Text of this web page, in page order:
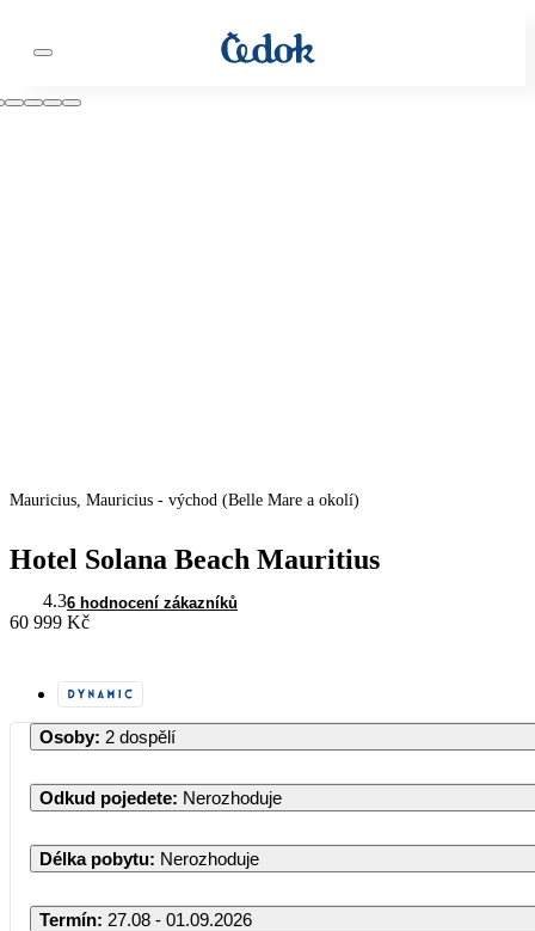
Mauricius, Mauricius - východ (Belle Mare a okolí)
Hotel Solana Beach Mauritius
4.36 hodnocení zákazníků
60 999 Kč
Osoby: 2 dospělí
Odkud pojedete: Nerozhoduje
Délka pobytu: Nerozhoduje
Termín: 27.08 - 01.09.2026